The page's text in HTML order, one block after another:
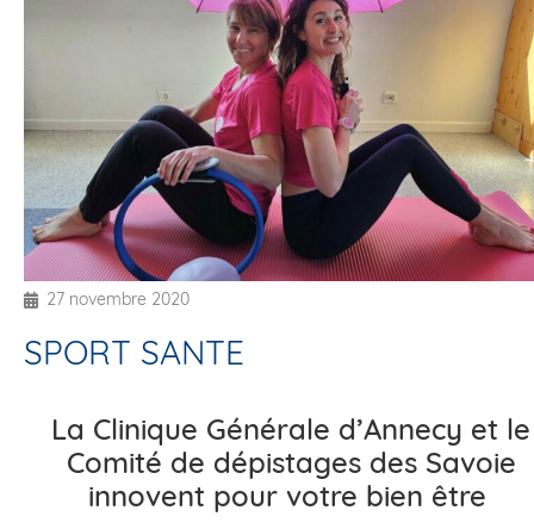
27 novembre 2020
SPORT SANTE
La Clinique Générale d’Annecy et le
Comité de dépistages des Savoie
innovent pour votre bien être